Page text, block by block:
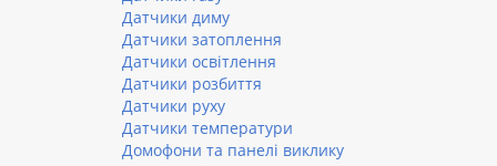
Датчики диму
Датчики затоплення
Датчики освітлення
Датчики розбиття
Датчики руху
Датчики температури
Домофони та панелі виклику